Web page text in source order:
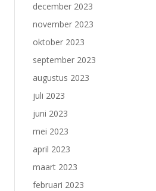
december 2023
november 2023
oktober 2023
september 2023
augustus 2023
juli 2023
juni 2023
mei 2023
april 2023
maart 2023
februari 2023